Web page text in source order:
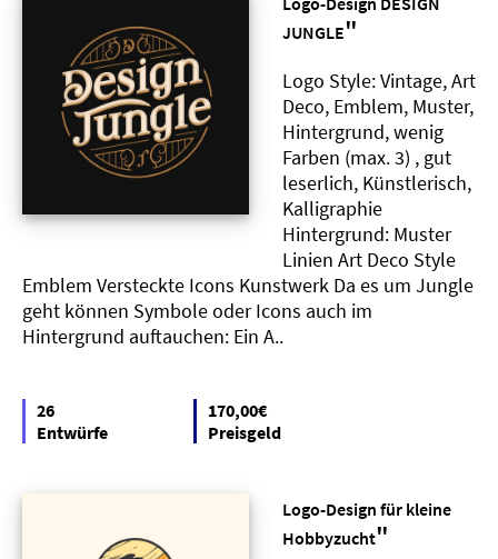
JUNGLE"
Logo Style: Vintage, Art
Deco, Emblem, Muster,
Hintergrund, wenig
Farben (max. 3) , gut
leserlich, Künstlerisch,
Kalligraphie
Hintergrund: Muster
Linien Art Deco Style
Emblem Versteckte Icons Kunstwerk Da es um Jungle
geht können Symbole oder Icons auch im
Hintergrund auftauchen: Ein A..
26
Entwürfe
170,00€
Preisgeld
Logo-Design für kleine
Hobbyzucht"